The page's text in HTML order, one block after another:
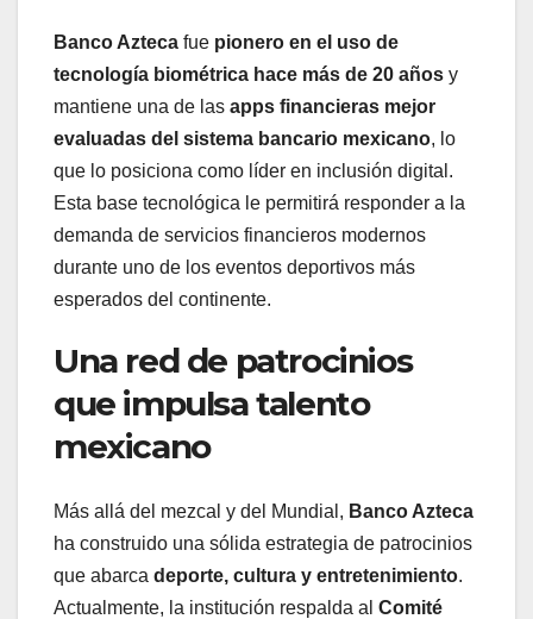
Banco Azteca fue pionero en el uso de
tecnología biométrica hace más de 20 años y
mantiene una de las apps financieras mejor
evaluadas del sistema bancario mexicano, lo
que lo posiciona como líder en inclusión digital.
Esta base tecnológica le permitirá responder a la
demanda de servicios financieros modernos
durante uno de los eventos deportivos más
esperados del continente.
Una red de patrocinios
que impulsa talento
mexicano
Más allá del mezcal y del Mundial, Banco Azteca
ha construido una sólida estrategia de patrocinios
que abarca deporte, cultura y entretenimiento.
Actualmente, la institución respalda al Comité